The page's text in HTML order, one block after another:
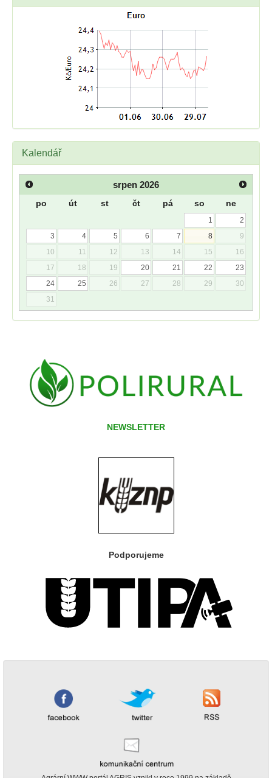
Kalendář
srpen 2026
po út st čt pá so ne
1
2
3
4 5 6 7 8
9
10
11 12 13 14 15
16
17
18 19 20 21 22
23
24
25 26 27 28 29
30
31
NEWSLETTER
Podporujeme